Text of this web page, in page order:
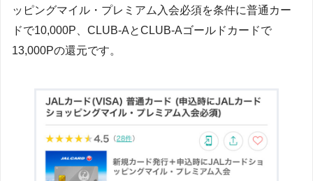
ッピングマイル・プレミアム入会必須を条件に普通カー
ドで10,000P、CLUB-AとCLUB-Aゴールドカードで
13,000Pの還元です。